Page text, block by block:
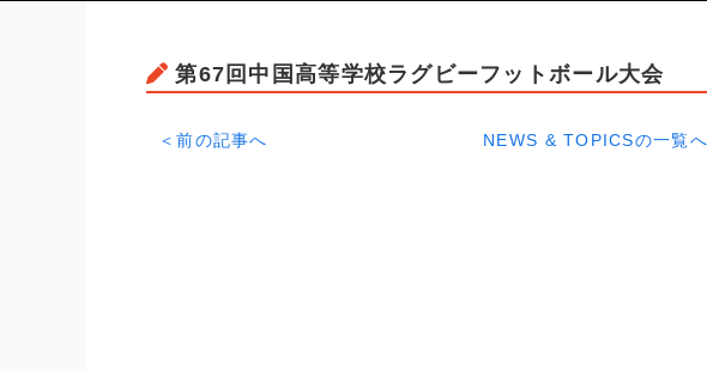
第67回中国高等学校ラグビーフットボール大会
＜前の記事へ NEWS & TOPICSの一覧へ